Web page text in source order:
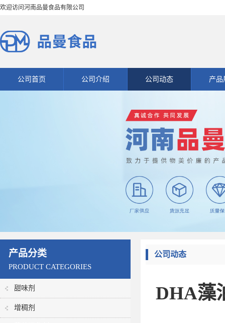
欢迎访问河南品曼食品有限公司
公司首页 公司介绍 公司动态 产品
产品分类
PRODUCT CATEGORIES
甜味剂
增稠剂
公司动态
DHA藻